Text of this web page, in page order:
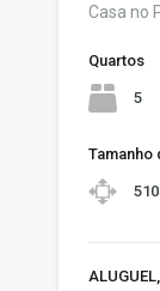
Casa no
Quartos
5
Tamanho
510